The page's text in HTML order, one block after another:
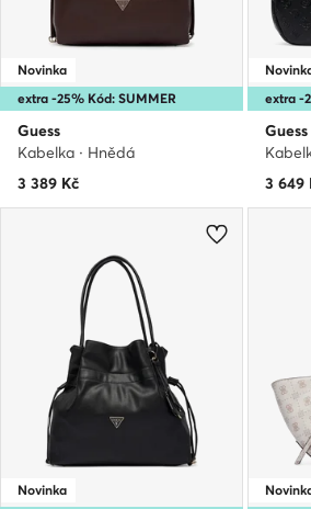
extra -25% Kód: SUMMER
Novinka
Guess
Kabelka · Hnědá
3 389 Kč
extra -
Guess
3 649
Novinka